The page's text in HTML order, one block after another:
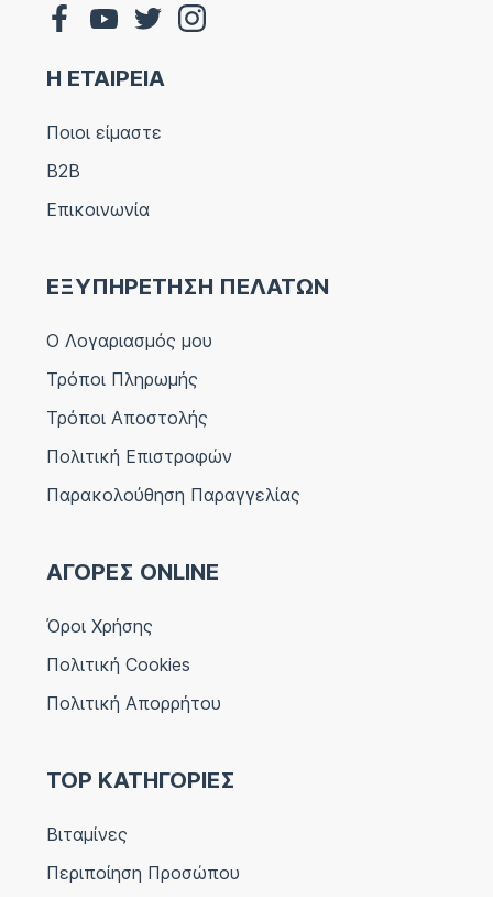
Η ΕΤΑΙΡΕΙΑ
Ποιοι είμαστε
B2B
Επικοινωνία
ΕΞΥΠΗΡΕΤΗΣΗ ΠΕΛΑΤΩΝ
Ο Λογαριασμός μου
Τρόποι Πληρωμής
Τρόποι Αποστολής
Πολιτική Επιστροφών
Παρακολούθηση Παραγγελίας
ΑΓΟΡΕΣ ONLINE
Όροι Χρήσης
Πολιτική Cookies
Πολιτική Απορρήτου
TOP ΚΑΤΗΓΟΡΙΕΣ
Βιταμίνες
Περιποίηση Προσώπου